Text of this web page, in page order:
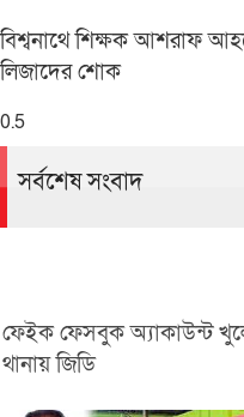
বিশ্বনাথে শিক্ষক আশরাফ
লিজাদের শোক
সর্বশেষ সংবাদ
ফেইক ফেসবুক অ্যাকাউন্ট
থানায় জিডি